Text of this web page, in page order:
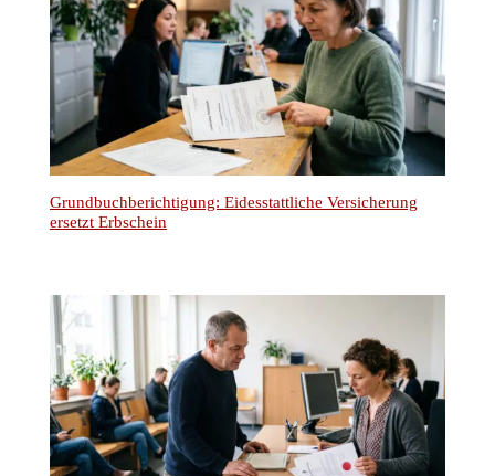
Grundbuchberichtigung: Eidesstattliche Versicherung
ersetzt Erbschein